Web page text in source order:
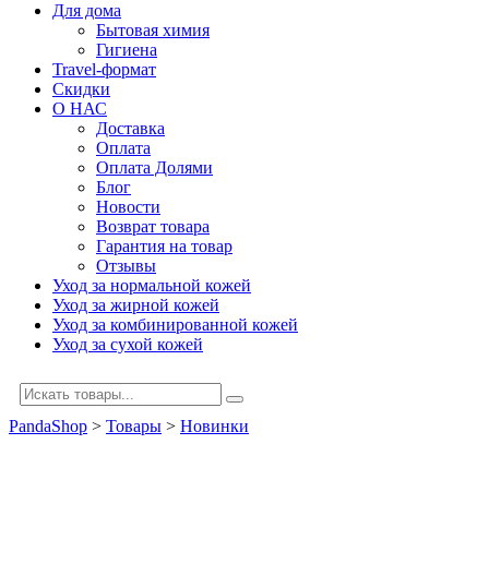
Для дома
Бытовая химия
Гигиена
Travel-формат
Скидки
О НАС
Доставка
Оплата
Оплата Долями
Блог
Новости
Возврат товара
Гарантия на товар
Отзывы
Уход за нормальной кожей
Уход за жирной кожей
Уход за комбинированной кожей
Уход за сухой кожей
PandaShop > Товары > Новинки